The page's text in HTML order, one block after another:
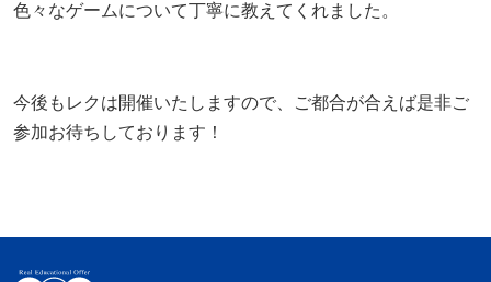
色々なゲームについて丁寧に教えてくれました。
今後もレクは開催いたしますので、ご都合が合えば是非ご
参加お待ちしております！